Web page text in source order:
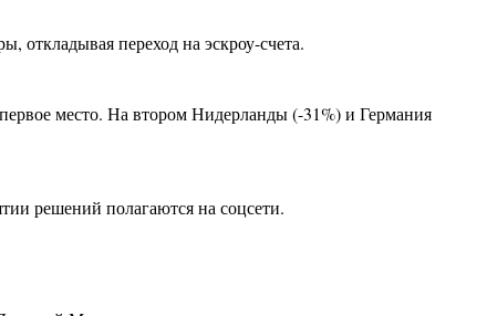
переход на эскроу-счета.
место. На втором Нидерланды (-31%) и Германия
решений полагаются на соцсети.